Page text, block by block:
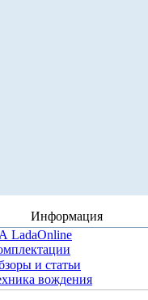
Информация
LadaOnline
и статьи
вождения